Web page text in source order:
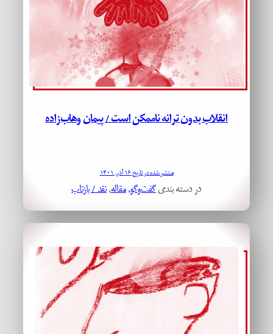
انقلاب بدون ترانه ناممکن است / پیمان وهاب‌زاده
منتشر شده در تاریخ ۱۶ آذر, ۱۴۰۱
در دسته بندیگفت‌وگو, مقاله, نقد / بازتاب